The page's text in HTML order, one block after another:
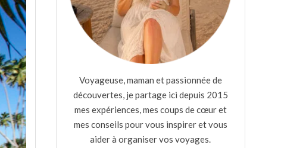
Voyageuse, maman et passionnée de
découvertes, je partage ici depuis 2015
mes expériences, mes coups de cœur et
mes conseils pour vous inspirer et vous
aider à organiser vos voyages.